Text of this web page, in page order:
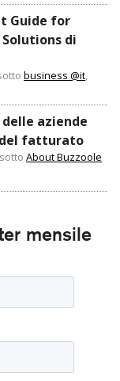
Guide for
di
business @it,
aziende
del fatturato
sotto About Buzzoole
mensile